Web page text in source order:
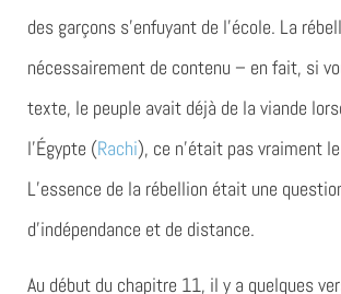
des garçons s’enfuyant de l’école. La
nécessairement de contenu – en fait, si
texte, le peuple avait déjà de la viande
l’Égypte (Rachi), ce n’était pas vraiment
L’essence de la rébellion était une
d’indépendance et de distance.
Au début du chapitre 11, il y a quelques